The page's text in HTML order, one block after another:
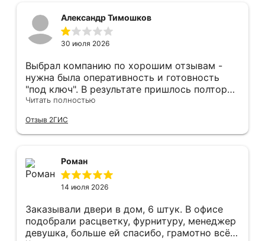
Александр Тимошков
30 июля 2026
Выбрал компанию по хорошим отзывам -
нужна была оперативность и готовность
"под ключ". В результате пришлось полтора
часа потратить на уборку подъезда, так как
"утилизация старой двери" не входит
уборка выломанного деревянного косяка и
После предъявления претензии менеджеру
получил только недовольный звонок от
монтажника, никаких извинений и попыток
менеджером специально обговаривал, что
нужна утилизация, мне это затруднительно -
ограниченные физические возможности...
Читать полностью
Отзыв 2ГИС
Роман
14 июля 2026
Заказывали двери в дом, 6 штук. В офисе
подобрали расцветку, фурнитуру, менеджер
девушка, больше ей спасибо, грамотно всё